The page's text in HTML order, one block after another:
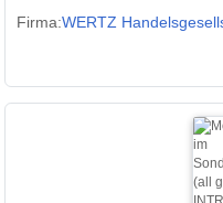
Firma:WERTZ